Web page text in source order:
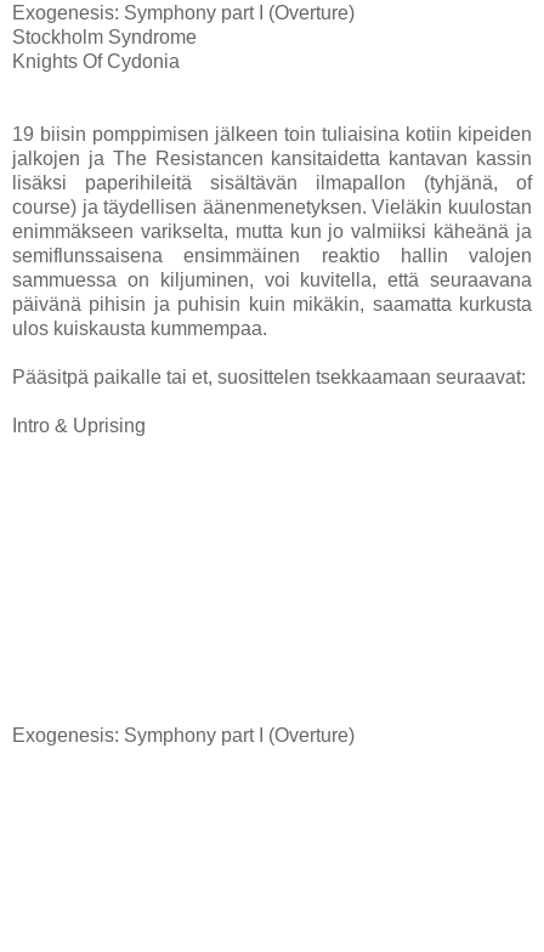
Exogenesis: Symphony part I (Overture)
Stockholm Syndrome
Knights Of Cydonia
19 biisin pomppimisen jälkeen toin tuliaisina kotiin kipeiden
jalkojen ja The Resistancen kansitaidetta kantavan kassin
lisäksi paperihileitä sisältävän ilmapallon (tyhjänä, of
course) ja täydellisen äänenmenetyksen. Vieläkin kuulostan
enimmäkseen varikselta, mutta kun jo valmiiksi käheänä ja
semiflunssaisena ensimmäinen reaktio hallin valojen
sammuessa on kiljuminen, voi kuvitella, että seuraavana
päivänä pihisin ja puhisin kuin mikäkin, saamatta kurkusta
ulos kuiskausta kummempaa.
Pääsitpä paikalle tai et, suosittelen tsekkaamaan seuraavat:
Intro & Uprising
Exogenesis: Symphony part I (Overture)